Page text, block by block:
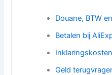
Douane, BTW
Betalen bij
Geld